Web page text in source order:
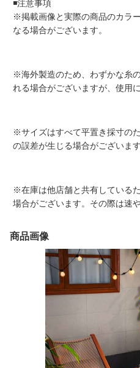
◾️注意事項
※掲載画像と実際の商品のカラ
なる場合がございます。
※海外製造のため、わずかな糸
れる場合がございますが、使用
※サイズはすべて平置き採寸の
の誤差が生じる場合がございます
※在庫は他店舗と共有している
場合がございます。その際は速
商品画像